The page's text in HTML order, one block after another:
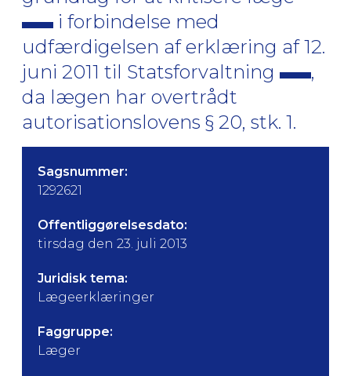
i forbindelse med
udfærdigelsen af erklæring af 12.
juni 2011 til Statsforvaltning
,
da lægen har overtrådt
autorisationslovens § 20, stk. 1.
Sagsnummer:
1292621
Offentliggørelsesdato:
tirsdag den 23. juli 2013
Juridisk tema:
Lægeerklæringer
Faggruppe:
Læger